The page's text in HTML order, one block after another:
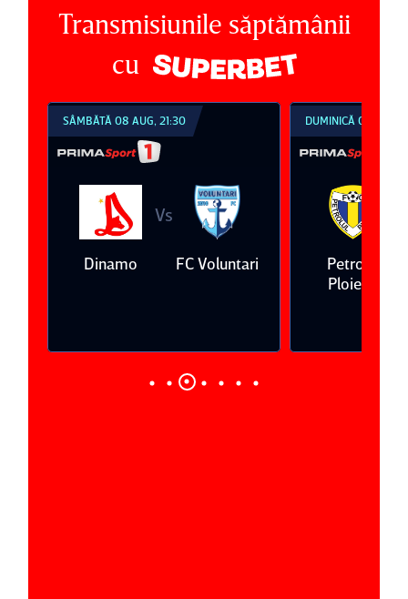
Transmisiunile săptămânii
cu
SÂMBĂTĂ 08 AUG, 21:30
Dinamo
Vs
FC Voluntari
DUMINICĂ 09 AUG,
Petrolul
Ploieşti